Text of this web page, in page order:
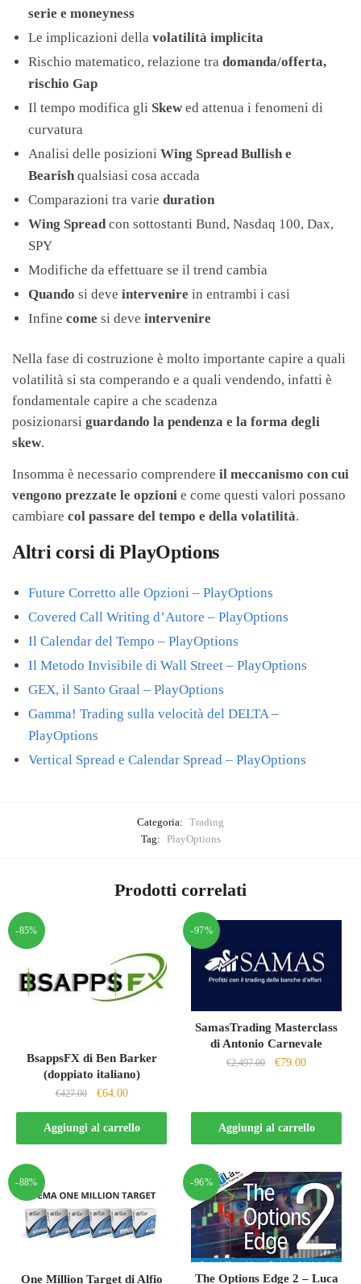
serie e moneyness
Le implicazioni della volatilità implicita
Rischio matematico, relazione tra domanda/offerta,
rischio Gap
Il tempo modifica gli Skew ed attenua i fenomeni di
curvatura
Analisi delle posizioni Wing Spread Bullish e
Bearish qualsiasi cosa accada
Comparazioni tra varie duration
Wing Spread con sottostanti Bund, Nasdaq 100, Dax,
SPY
Modifiche da effettuare se il trend cambia
Quando si deve intervenire in entrambi i casi
Infine come si deve intervenire
Nella fase di costruzione è molto importante capire a quali
volatilità si sta comperando e a quali vendendo, infatti è
fondamentale capire a che scadenza
posizionarsi guardando la pendenza e la forma degli
skew.
Insomma è necessario comprendere il meccanismo con cui
vengono prezzate le opzioni e come questi valori possano
cambiare col passare del tempo e della volatilità.
Altri corsi di PlayOptions
Future Corretto alle Opzioni – PlayOptions
Covered Call Writing d’Autore – PlayOptions
Il Calendar del Tempo – PlayOptions
Il Metodo Invisibile di Wall Street – PlayOptions
GEX, il Santo Graal – PlayOptions
Gamma! Trading sulla velocità del DELTA –
PlayOptions
Vertical Spread e Calendar Spread – PlayOptions
Categoria: Trading
Tag: PlayOptions
Prodotti correlati
-85%
BsappsFX di Ben Barker
(doppiato italiano)
€427.00
Il
prezzo
originale
era:
€64.00Il
prezzo
attuale
è:
Aggiungi al carrello
-97%
SamasTrading Masterclass
di Antonio Carnevale
€2,497.00
Il
era:
€2,497.00.
€79.00Il
è:
€79.00.
Aggiungi al carrello
-88%
One Million Target di Alfio
-96%
The Options Edge 2 – Luca